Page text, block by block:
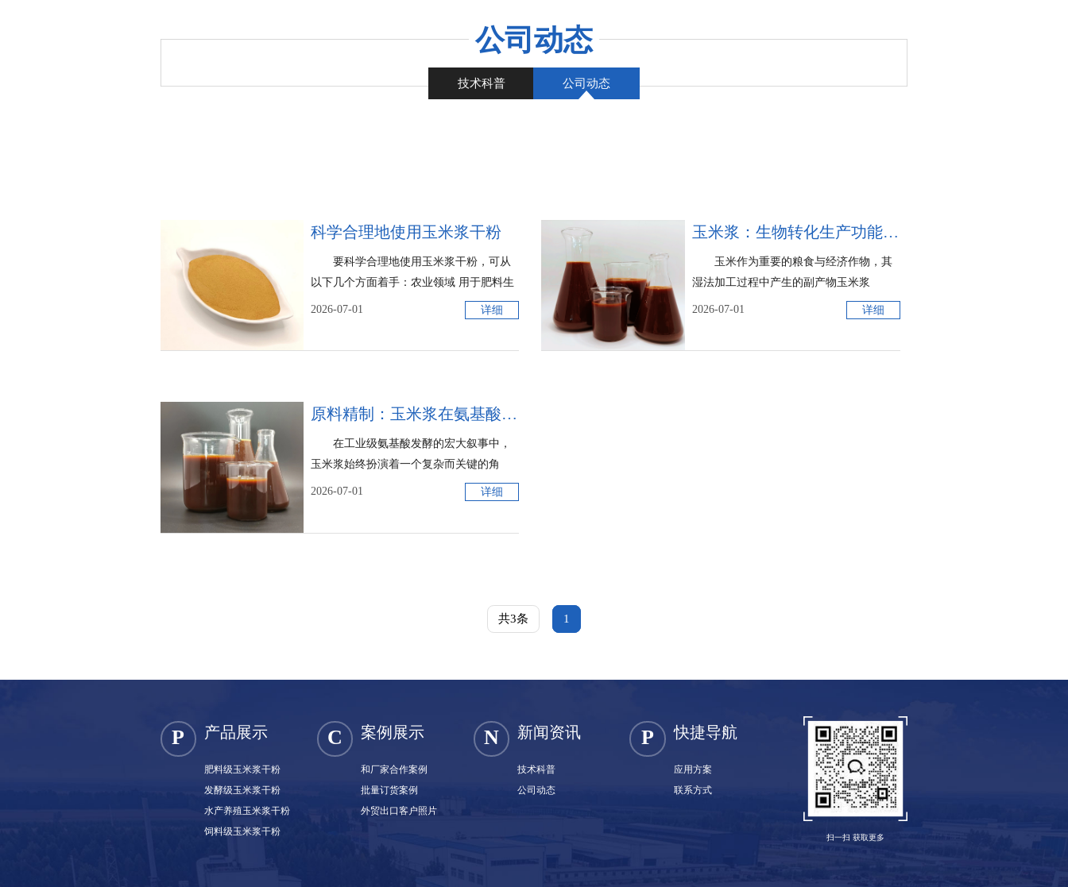
公司动态
技术科普 公司动态
科学合理地使用玉米浆干粉
要科学合理地使用玉米浆干粉，可从
以下几个方面着手：农业领域 用于肥料生
产精 准配比：在水溶肥、叶面肥等配方肥
2026-07-01 详细
玉米浆：生物转化生产功能组件的生物资源
玉米作为重要的粮食与经济作物，其
湿法加工过程中产生的副产物玉米浆
（CSL），长期以来多被视为废弃物处
2026-07-01 详细
原料精制：玉米浆在氨基酸发酵中的杂质管控与代谢优化
在工业级氨基酸发酵的宏大叙事中，
玉米浆始终扮演着一个复杂而关键的角
色。作为一种大宗副产物衍生氮源，它以
2026-07-01 详细
共3条 1
产品展示
P
肥料级玉米浆干粉
发酵级玉米浆干粉
水产养殖玉米浆干粉
饲料级玉米浆干粉
案例展示
C
和厂家合作案例
批量订货案例
外贸出口客户照片
新闻资讯
N
技术科普
公司动态
快捷导航
P
应用方案
联系方式
扫一扫 获取更多